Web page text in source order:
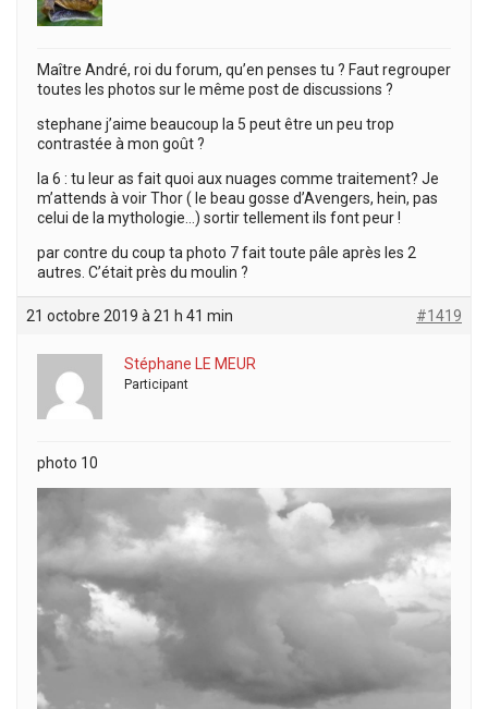
Maître André, roi du forum, qu’en penses tu ? Faut regrouper
toutes les photos sur le même post de discussions ?
stephane j’aime beaucoup la 5 peut être un peu trop
contrastée à mon goût ?
la 6 : tu leur as fait quoi aux nuages comme traitement? Je
m’attends à voir Thor ( le beau gosse d’Avengers, hein, pas
celui de la mythologie…) sortir tellement ils font peur !
par contre du coup ta photo 7 fait toute pâle après les 2
autres. C’était près du moulin ?
21 octobre 2019 à 21 h 41 min #1419
Stéphane LE MEUR
Participant
photo 10